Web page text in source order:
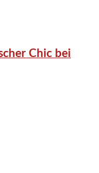
Chic bei